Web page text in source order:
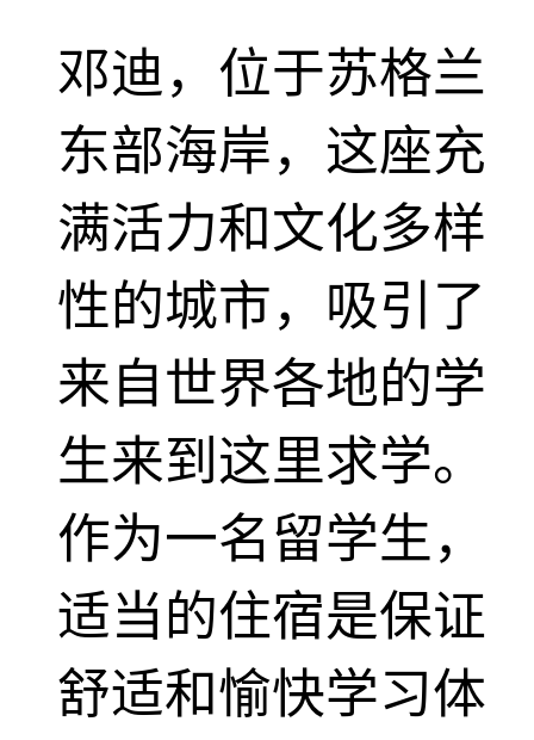
邓迪，位于苏格兰
东部海岸，这座充
满活力和文化多样
性的城市，吸引了
来自世界各地的学
生来到这里求学。
作为一名留学生，
适当的住宿是保证
舒适和愉快学习体